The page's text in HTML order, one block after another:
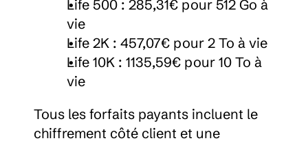
Life 500 : 285,31€ pour 512 Go à
vie
Life 2K : 457,07€ pour 2 To à vie
Life 10K : 1135,59€ pour 10 To à
vie
Tous les forfaits payants incluent le
chiffrement côté client et une